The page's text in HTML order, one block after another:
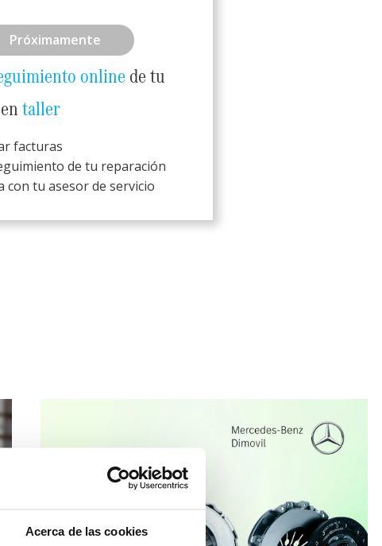
Acerca de las cookies
Próximamente
onlinede tu
taller
facturas
de tu reparación
con tu asesor de servicio